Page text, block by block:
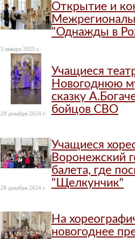
5 января 2025 г.
Открытие и
"Однажды в
29 декабря 2024 г.
Учащиеся
Новогоднюю
сказку
бойцов СВО
28 декабря 2024 г.
Учащиеся
Воронежский
балета, где
"Щелкунчик"
На
новогоднее